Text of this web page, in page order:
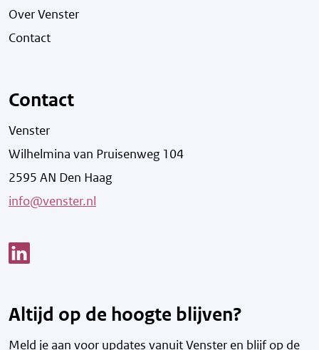
Over Venster
Contact
Contact
Venster
Wilhelmina van Pruisenweg 104
2595 AN Den Haag
info@venster.nl
Altijd op de hoogte blijven?
Meld je aan voor updates vanuit Venster en blijf op de